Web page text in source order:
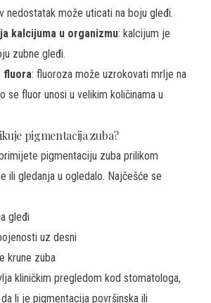
nedostatak može uticati na boju gleđi.
kalcijuma u organizmu: kalcijum je
zubne gleđi.
fluora: fluoroza može uzrokovati mrlje na
se fluor unosi u velikim količinama u
pigmentacija zuba?
pigmentaciju zuba prilikom
ili gledanja u ogledalo. Najčešće se
gleđi
uz desni
krune zuba
kliničkim pregledom kod stomatologa,
li je pigmentacija površinska ili